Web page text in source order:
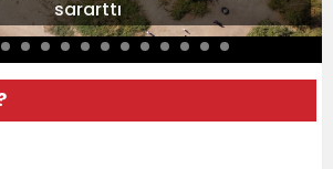
sararttı